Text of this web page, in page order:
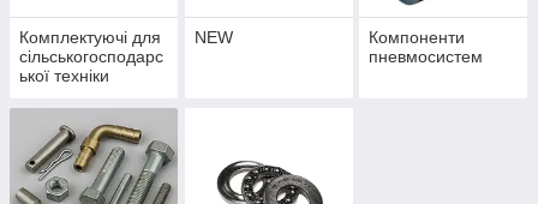
Комплектуючі для
сільськогосподарс
ької техніки
NEW
Компоненти
пневмосистем